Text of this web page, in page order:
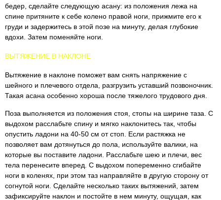
бедер, сделайте следующую асану: из положения лежа на
спине притяните к себе колено правой ноги, прижмите его к
груди и задержитесь в этой позе на минуту, делая глубокие
вдохи. Затем поменяйте ноги.
ВЫТЯЖЕНИЕ В НАКЛОНЕ
Вытяжение в наклоне поможет вам снять напряжение с
шейного и плечевого отдела, разгрузить уставший позвоночник.
Такая асана особенно хороша после тяжелого трудового дня.
Поза выполняется из положения стоя, стопы на ширине таза. С
выдохом расслабьте спину и мягко наклонитесь так, чтобы
опустить ладони на 40-50 см от стоп. Если растяжка не
позволяет вам дотянуться до пола, используйте валики, на
которые вы поставите ладони. Расслабьте шею и плечи, вес
тела перенесите вперед. С выдохом попеременно сгибайте
ноги в коленях, при этом таз направляйте в другую сторону от
согнутой ноги. Сделайте несколько таких вытяжений, затем
зафиксируйте наклон и постойте в нем минуту, ощущая, как